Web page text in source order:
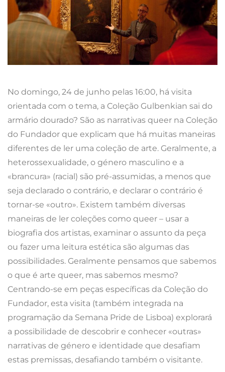
No domingo, 24 de junho pelas 16:00, há visita
orientada com o tema, a Coleção Gulbenkian sai do
armário dourado? São as narrativas queer na Coleção
do Fundador que explicam que há muitas maneiras
diferentes de ler uma coleção de arte. Geralmente, a
heterossexualidade, o género masculino e a
«brancura» (racial) são pré-assumidas, a menos que
seja declarado o contrário, e declarar o contrário é
tornar-se «outro». Existem também diversas
maneiras de ler coleções como queer – usar a
biografia dos artistas, examinar o assunto da peça
ou fazer uma leitura estética são algumas das
possibilidades. Geralmente pensamos que sabemos
o que é arte queer, mas sabemos mesmo?
Centrando-se em peças específicas da Coleção do
Fundador, esta visita (também integrada na
programação da Semana Pride de Lisboa) explorará
a possibilidade de descobrir e conhecer «outras»
narrativas de género e identidade que desafiam
estas premissas, desafiando também o visitante.